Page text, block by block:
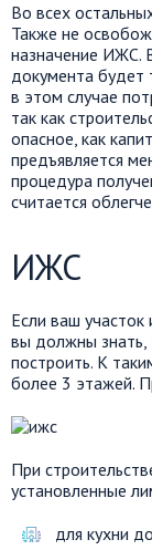
Во всех
Также не
назначение ИЖС.
документа будет
в этом случае
так как
опасное, как
предъявляется
процедура
считается
ИЖС
Если ваш
вы должны знать,
построить. К
более 3 этажей.
При
установленные
для кухни